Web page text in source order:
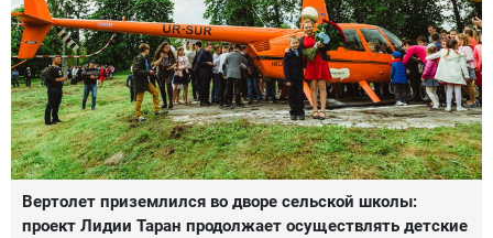
Вертолет приземлился во дворе сельской школы:
проект Лидии Таран продолжает осуществлять детские